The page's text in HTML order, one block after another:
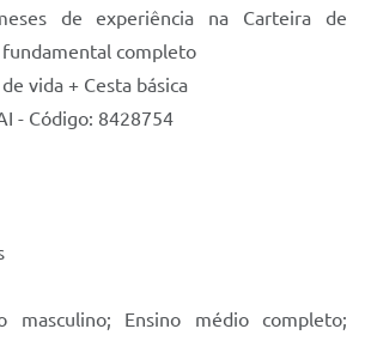
de experiência na Carteira de
fundamental completo
vida + Cesta básica
- Código: 8428754
masculino; Ensino médio completo;